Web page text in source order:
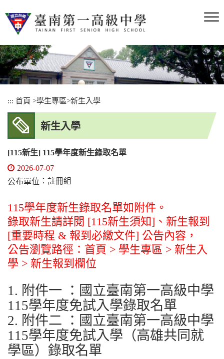
到
內
容
區
塊
::: 首頁 >學生專區>新生入學
新生入學
[115新生] 115學年度新生錄取名單
2026-07-07
公布單位 ：註冊組
115學年度新生錄取名單如附件。
錄取新生請詳閱 [115新生須知]、新生報到
[重要時程 & 報到必繳文件] 公告內容，
公告瀏覽路徑：首頁 > 學生專區 > 新生入
學 > 新生報到欄位
1. 附件一 ：國立臺南第一高級中學
115學年度免試入學錄取名單
2. 附件二 ：國立臺南第一高級中學
115學年度免試入學（高雄共同就
學區）錄取名單